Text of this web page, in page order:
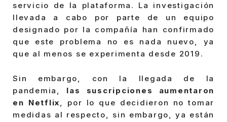
servicio de la plataforma. La investigación
llevada a cabo por parte de un equipo
designado por la compañía han confirmado
que este problema no es nada nuevo, ya
que al menos se experimenta desde 2019.
Sin embargo, con la llegada de la
pandemia,
las suscripciones aumentaron
en Netflix, por lo que decidieron no tomar
medidas al respecto, sin embargo, ya están